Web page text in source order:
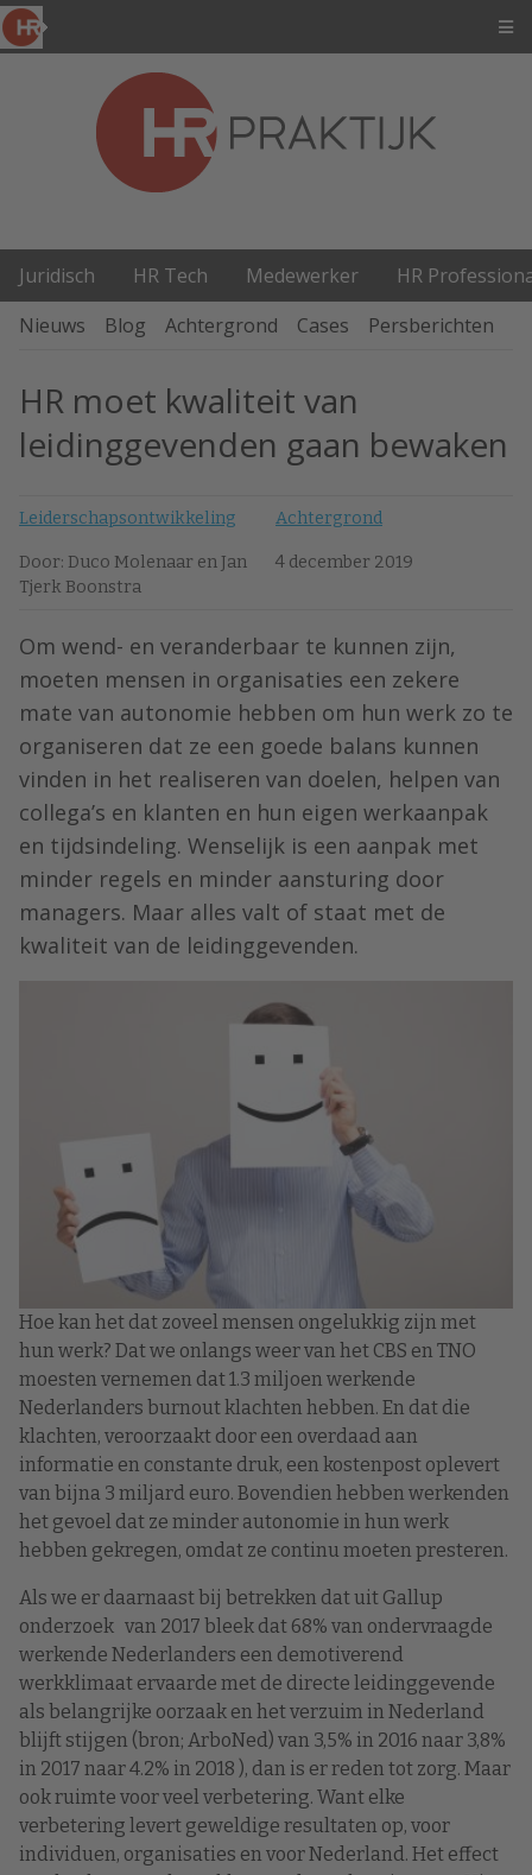
Juridisch HR Tech Medewerker
HR
Nieuws
Blog Achtergrond Cases Persberichten
HR moet kwaliteit van
leidinggevenden gaan bewaken
Leiderschapsontwikkeling Achtergrond
Door: Duco Molenaar en Jan
Tjerk Boonstra
4 december 2019
Om wend- en veranderbaar te kunnen zijn,
moeten mensen in organisaties een zekere
mate van autonomie hebben om hun werk zo te
organiseren dat ze een goede balans kunnen
vinden in het realiseren van doelen, helpen van
collega’s en klanten en hun eigen werkaanpak
en tijdsindeling. Wenselijk is een aanpak met
minder regels en minder aansturing door
managers. Maar alles valt of staat met de
kwaliteit van de leidinggevenden.
Hoe kan het dat zoveel mensen ongelukkig zijn met
hun werk? Dat we onlangs weer van het CBS en TNO
moesten vernemen dat 1.3 miljoen werkende
Nederlanders burnout klachten hebben. En dat die
klachten, veroorzaakt door een overdaad aan
informatie en constante druk, een kostenpost oplevert
van bijna 3 miljard euro. Bovendien hebben werkenden
het gevoel dat ze minder autonomie in hun werk
hebben gekregen, omdat ze continu moeten presteren.
Als we er daarnaast bij betrekken dat uit Gallup
onderzoek van 2017 bleek dat 68% van ondervraagde
werkende Nederlanders een demotiverend
werkklimaat ervaarde met de directe leidinggevende
als belangrijke oorzaak en het verzuim in Nederland
blijft stijgen (bron; ArboNed) van 3,5% in 2016 naar 3,8%
in 2017 naar 4.2% in 2018 ), dan is er reden tot zorg. Maar
ook ruimte voor veel verbetering. Want elke
verbetering levert geweldige resultaten op, voor
individuen, organisaties en voor Nederland. Het effect